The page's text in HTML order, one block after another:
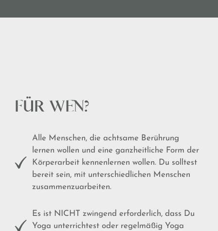
FÜR WEN?
Alle Menschen, die achtsame Berührung
lernen wollen und eine ganzheitliche Form der
Körperarbeit kennenlernen wollen. Du solltest
bereit sein, mit unterschiedlichen Menschen
zusammenzuarbeiten.
Es ist NICHT zwingend erforderlich, dass Du
Yoga unterrichtest oder regelmäßig Yoga